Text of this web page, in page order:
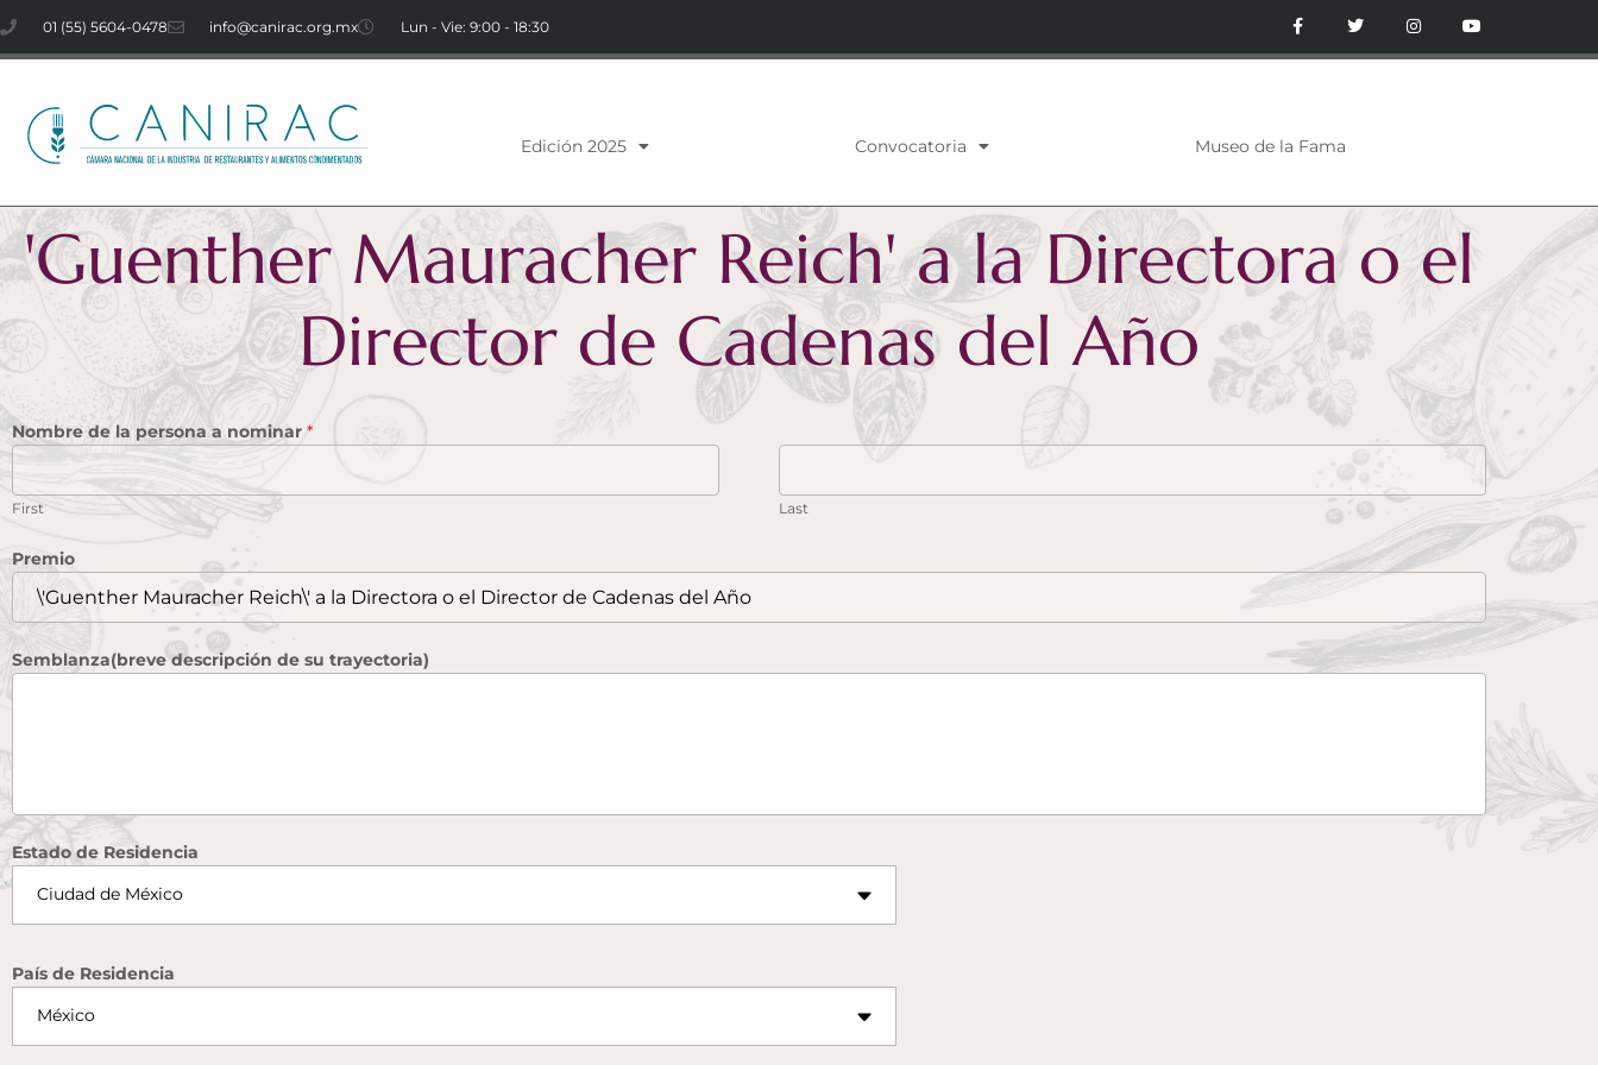
01 (55) 5604-0478 info@canirac.org.mx Lun - Vie: 9:00 - 18:30
Edición 2025 Convocatoria Museo de la Fama
'Guenther Mauracher Reich' a la Directora o el
Director de Cadenas del Año
Nombre de la persona a nominar *
First Last
Premio
Semblanza(breve descripción de su trayectoria)
Estado de Residencia
País de Residencia